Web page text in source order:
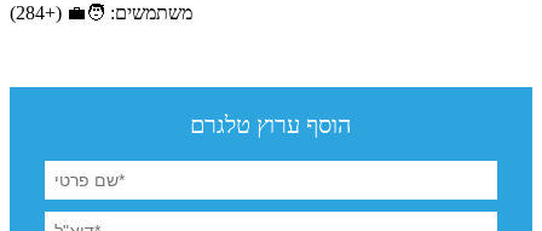
משתמשים: 🧑‍💼 (+284)
הוסף ערוץ טלגרם